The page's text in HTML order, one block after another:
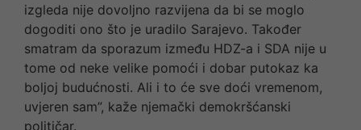
izgleda nije dovoljno razvijena da bi se moglo
dogoditi ono što je uradilo Sarajevo. Također
smatram da sporazum između HDZ-a i SDA nije u
tome od neke velike pomoći i dobar putokaz ka
boljoj budućnosti. Ali i to će sve doći vremenom,
uvjeren sam”, kaže njemački demokršćanski
političar.